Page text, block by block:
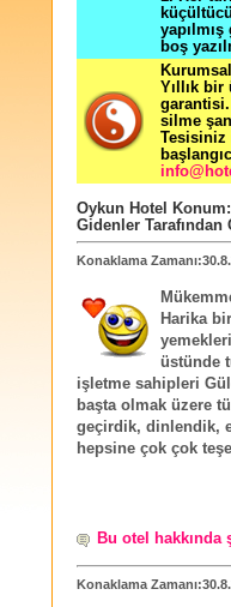
boş
Yıllık
silme
Tesisiniz
Oykun Hotel Konum:
Gidenler Tarafından
Konaklama
Harika
üstünde
işletme sahipleri
başta olmak üzere
geçirdik, dinlendik,
hepsine çok çok
Bu otel hakkında
Konaklama